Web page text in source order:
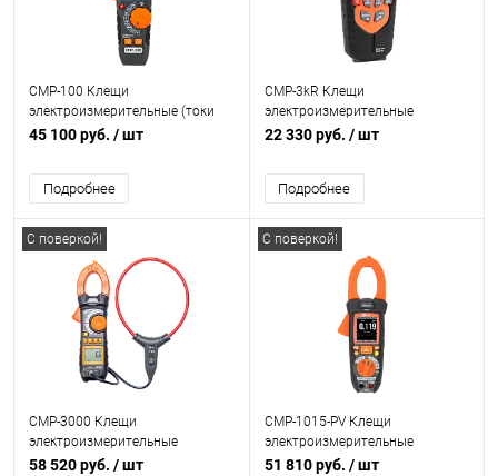
CMP-100 Клещи
электроизмерительные (токи
утечки от 1 мкА)
45 100 руб. / шт
Подробнее
CMP-3kR Клещи
электроизмерительные
22 330 руб. / шт
Подробнее
С поверкой!
CMP-3000 Клещи
электроизмерительные
58 520 руб. / шт
С поверкой!
CMP-1015-PV Клещи
электроизмерительные
51 810 руб. / шт